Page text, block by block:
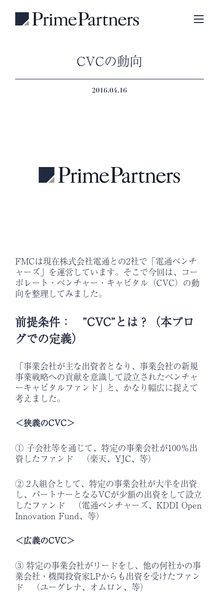
CVCの動向
2016.04.16
FMCは現在株式会社電通との2社で「電通ベンチ
ャーズ」を運営しています。そこで今回は、コー
ポレート・ベンチャー・キャピタル（CVC）の動
向を整理してみました。
前提条件： ”CVC”とは？（本ブロ
グでの定義）
「事業会社が主な出資者となり、事業会社の新規
事業戦略への貢献を意識して設立されたベンチャ
ーキャピタルファンド」と、かなり幅広に捉えて
考えました。
＜狭義のCVC＞
① 子会社等を通じて、特定の事業会社が100％出
資したファンド （楽天、YJC、等）
② 2人組合として、特定の事業会社が大半を出資
し、パートナーとなるVCが少額の出資をして設立
したファンド （電通ベンチャーズ、KDDI Open
Innovation Fund、等）
＜広義のCVC＞
③ 特定の事業会社がリードをし、他の何社かの事
業会社・機関投資家LPからも出資を受けたファン
ド （ユーグレナ、オムロン、等）